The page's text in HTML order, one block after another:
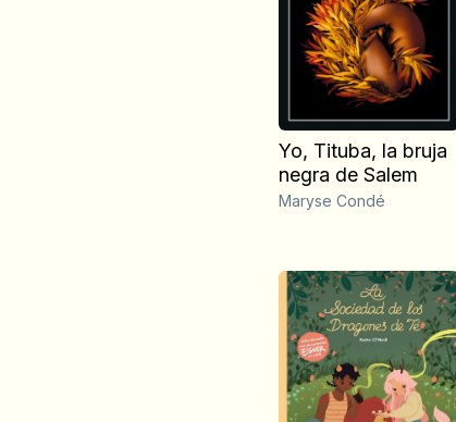
Yo, Tituba, la bruja
negra de Salem
Maryse Condé